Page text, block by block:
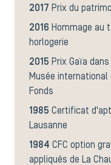
2017 Prix du
2016 Hommage au
horlogerie
2015 Prix Gaïa
Musée
Fonds
1985 Certificat
Lausanne
1984 CFC option
appliqués de La